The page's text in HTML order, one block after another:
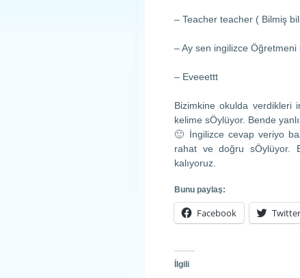
– Teacher teacher ( Bilmiş
– Ay sen ingilizce Öğretmeni
– Eveeettt
Bizimkine okulda verdikleri
kelime sÖylüyor. Bende
🙂 İngilizce cevap veriyo
rahat ve doğru sÖylüyor.
kalıyoruz.
Bunu paylaş:
Facebook Twitter
İlgili